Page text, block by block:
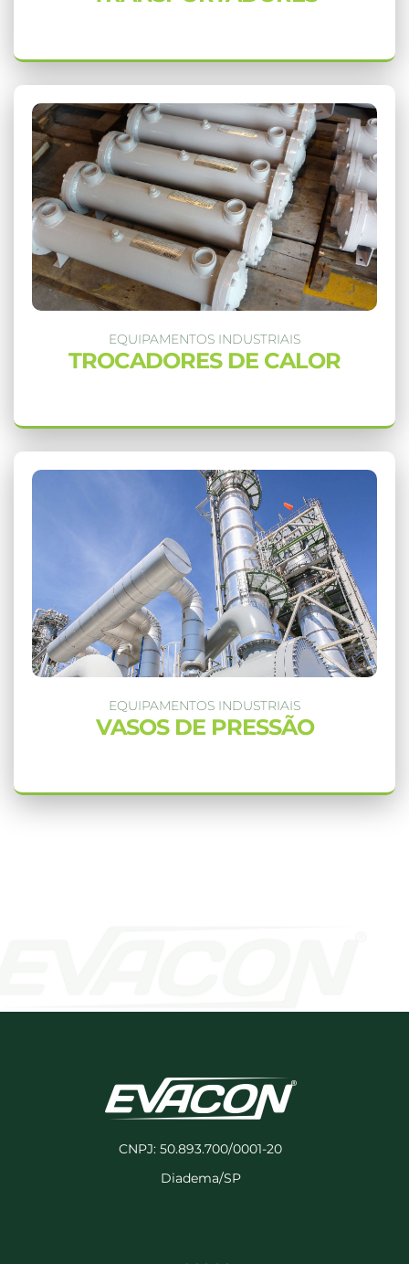
EQUIPAMENTOS INDUSTRIAIS
TROCADORES DE CALOR
EQUIPAMENTOS INDUSTRIAIS
VASOS DE PRESSÃO
CNPJ: 50.893.700/0001-20
Diadema/SP